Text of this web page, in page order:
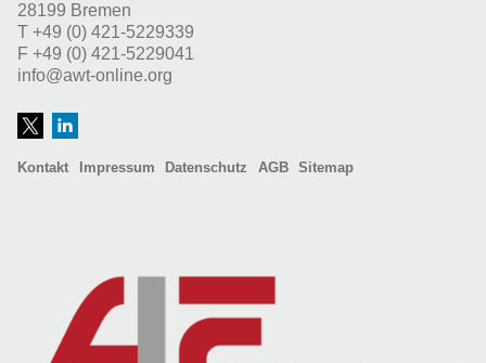
28199 Bremen
T +49 (0) 421-5229339
F +49 (0) 421-5229041
info@awt-online.org
Kontakt Impressum Datenschutz AGB Sitemap